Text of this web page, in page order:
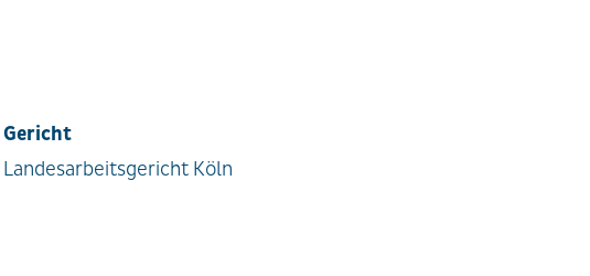
Gericht
Landesarbeitsgericht Köln